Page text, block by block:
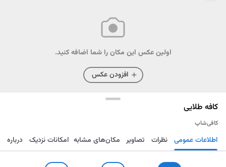
اولین عکس این مکان را شما اضافه کنید.
افزودن عکس
کافه طلایی
کافی‌شاپ
مسیریابی ذخیره ارسال اطلاعات عمومی نظرات تصاویر مکان‌های مشابه امکانات نزدیک درباره